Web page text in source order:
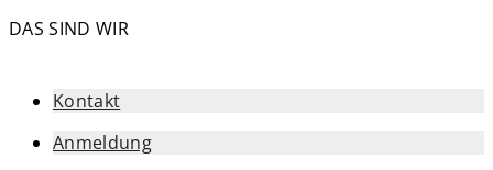
DAS SIND WIR
Kontakt
Anmeldung